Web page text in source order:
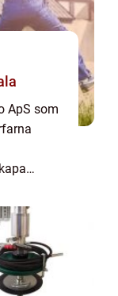
ApS som
en